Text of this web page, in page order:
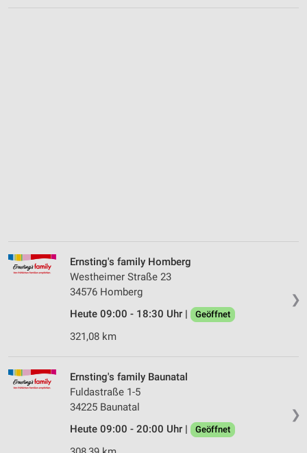
❯
Ernsting's family Homberg
Westheimer Straße 23
34576 Homberg
Heute 09:00 - 18:30 Uhr |
Geöffnet
321,08 km
❯
Ernsting's family Baunatal
Fuldastraße 1-5
34225 Baunatal
Heute 09:00 - 20:00 Uhr |
Geöffnet